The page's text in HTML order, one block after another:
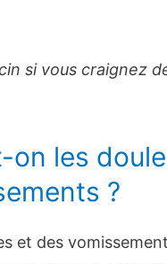
si vous craignez
les
?
et des